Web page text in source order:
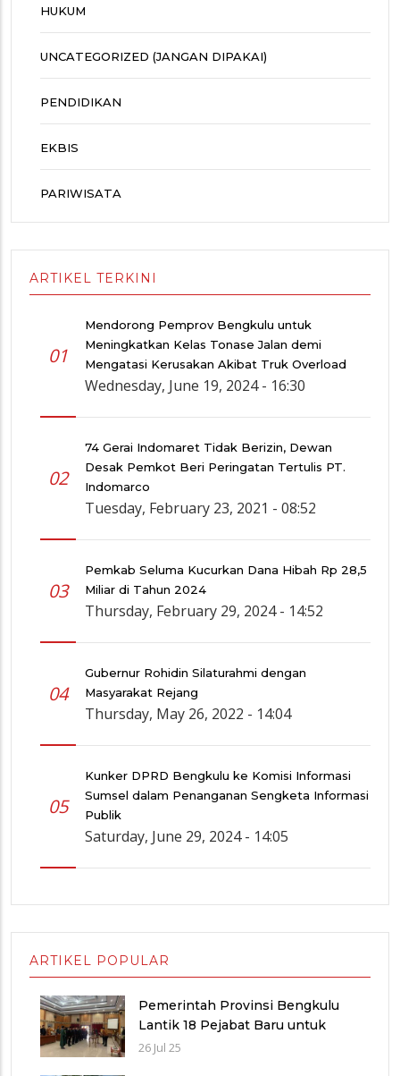
HUKUM
UNCATEGORIZED (JANGAN DIPAKAI)
PENDIDIKAN
EKBIS
PARIWISATA
ARTIKEL TERKINI
01
Mendorong Pemprov Bengkulu untuk
Meningkatkan Kelas Tonase Jalan demi
Mengatasi Kerusakan Akibat Truk Overload
Wednesday, June 19, 2024 - 16:30
02
74 Gerai Indomaret Tidak Berizin, Dewan
Desak Pemkot Beri Peringatan Tertulis PT.
Indomarco
Tuesday, February 23, 2021 - 08:52
03
Pemkab Seluma Kucurkan Dana Hibah Rp 28,5
Miliar di Tahun 2024
Thursday, February 29, 2024 - 14:52
04
Gubernur Rohidin Silaturahmi dengan
Masyarakat Rejang
Thursday, May 26, 2022 - 14:04
05
Kunker DPRD Bengkulu ke Komisi Informasi
Sumsel dalam Penanganan Sengketa Informasi
Publik
Saturday, June 29, 2024 - 14:05
ARTIKEL POPULAR
Pemerintah Provinsi Bengkulu
Lantik 18 Pejabat Baru untuk
Penyegaran Birokrasi dan
26 Jul 25